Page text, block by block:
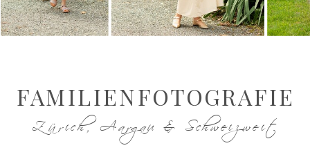
FAMILIENFOTOGRAFIE
Zürich, Aargau & Schweizweit